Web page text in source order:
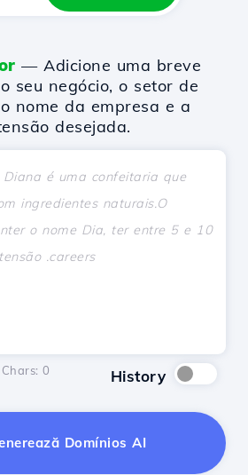
— Adicione uma breve
seu negócio, o setor de
nome da empresa e a
desejada.
0 History
Domínios AI